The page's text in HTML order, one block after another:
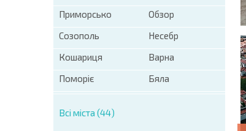
Приморсько
Обзор
Созополь
Несебр
Кошариця
Варна
Поморіє
Бяла
Всі міста (44)